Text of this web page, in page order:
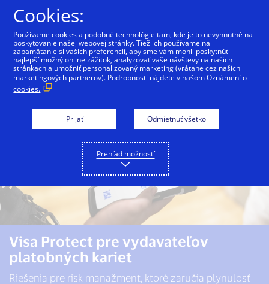
Visa Protect Vydavatelia Obchodníci a
Visa Protect pre vydavateľov
platobných kariet
Riešenia pre risk manažment, ktoré zaručia plynulosť
Cookies:
Používame cookies a podobné technológie tam, kde je to nevyhnutné na
poskytovanie našej webovej stránky. Tiež ich používame na
zapamätanie si vašich preferencií, aby sme vám mohli poskytnúť
najlepší možný online zážitok, analyzovať vaše návštevy na našich
stránkach a umožniť personalizovaný marketing (vrátane cez našich
marketingových partnerov). Podrobnosti nájdete v našomOznámení o
cookies.
Prijať Odmietnuť všetko
Prehľad možností